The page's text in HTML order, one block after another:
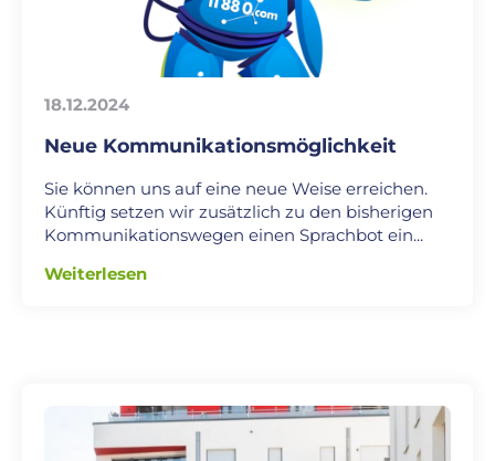
18.12.2024
Neue Kommunikationsmöglichkeit
Sie können uns auf eine neue Weise erreichen.
Künftig setzen wir zusätzlich zu den bisherigen
Kommunikationswegen einen Sprachbot ein...
Weiterlesen